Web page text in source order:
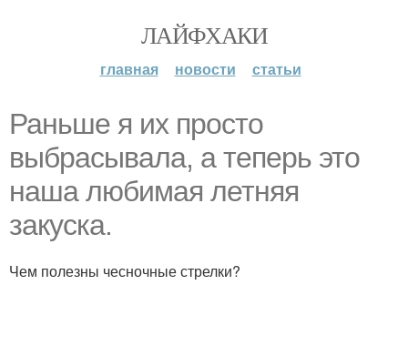
ЛАЙФХАКИ
главная новости статьи
Раньше я их просто
выбрасывала, а теперь это
наша любимая летняя
закуска.
Чем полезны чесночные стрелки?